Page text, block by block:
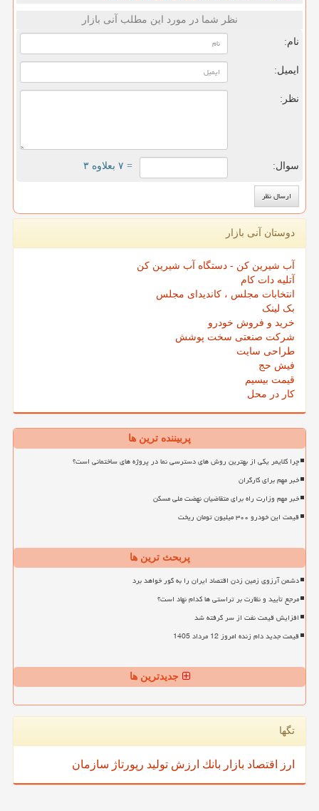
نظر شما در مورد این مطلب آنی بازار
نام:
ایمیل:
نظر:
سوال: = ۷ بعلاوه ۳
دوستان آنی بازار
آب شیرین کن - دستگاه آب شیرین کن
آتلیه دات کام
انتخابات مجلس ، کاندیدای مجلس
بک لینک
خرید و فروش خودرو
شرکت صنعتی سخت پوشش
طراحی سایت
فیش حج
قیمت بیسیم
کار در محل
پربیننده ترین ها
چرا کلایمر یکی از بهترین روش های دسترسی نما در پروژه های ساختمانی است؟
خبر مهم برای کارگران
خبر مهم وزارت راه برای متقاضیان نهضت ملی مسکن
قیمت این خودرو ۳۰۰ میلیون تومان ریخت
پربحث ترین ها
دشمن آرزوی زمین زدن اقتصاد ایران را به گور خواهد برد
مرجع تأیید و نظارت بر تراستی ها کدام نهاد است؟
افزایش قیمت نفت از سر گرفته شد
قیمت جدید دام زنده امروز 12 مرداد 1405
جدیدترین ها
تگها
ارز اقتصاد بازار بانك ارزش تولید رپورتاژ سازمان